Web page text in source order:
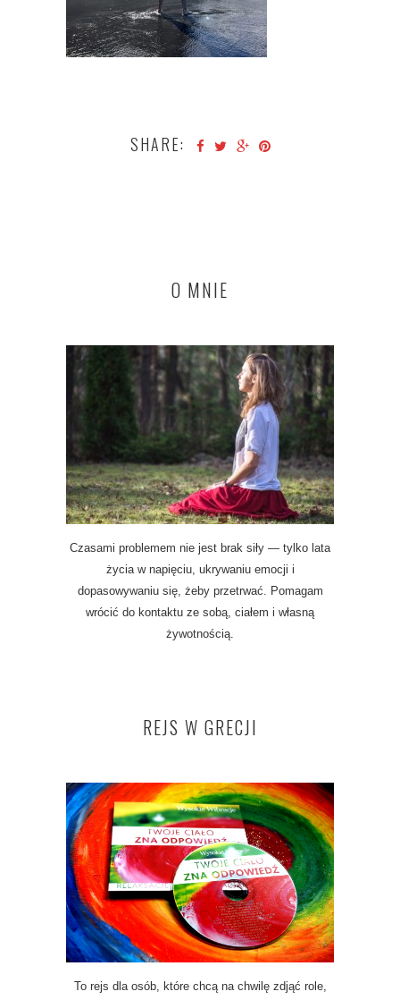
SHARE:
O MNIE
Czasami problemem nie jest brak siły — tylko lata
życia w napięciu, ukrywaniu emocji i
dopasowywaniu się, żeby przetrwać. Pomagam
wrócić do kontaktu ze sobą, ciałem i własną
żywotnością.
REJS W GRECJI
To rejs dla osób, które chcą na chwilę zdjąć role,